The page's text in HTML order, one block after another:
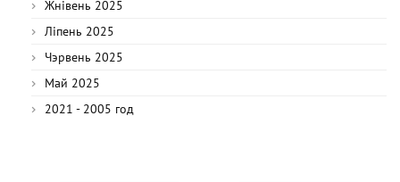
Жнівень 2025
Ліпень 2025
Чэрвень 2025
Май 2025
2021 - 2005 год